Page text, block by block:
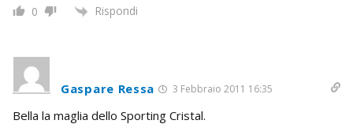
0 Rispondi
Gaspare Ressa 3 Febbraio 2011 16:35
Bella la maglia dello Sporting Cristal.